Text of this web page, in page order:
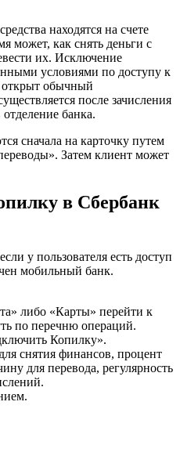
находятся на счете
может, как снять деньги с
их. Исключение
условиями по доступу к
обычный
после зачисления
банка.
сначала на карточку путем
Затем клиент может
в Сбербанк
у пользователя есть доступ
мобильный банк.
либо «Карты» перейти к
по перечню операций.
Копилку».
снятия финансов, процент
для перевода, регулярность